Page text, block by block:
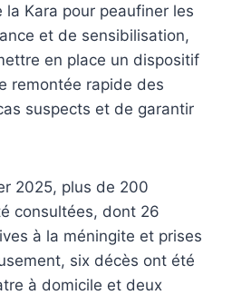
Kara pour peaufiner les
et de sensibilisation,
en place un dispositif
remontée rapide des
suspects et de garantir
2025, plus de 200
consultées, dont 26
à la méningite et prises
six décès ont été
à domicile et deux